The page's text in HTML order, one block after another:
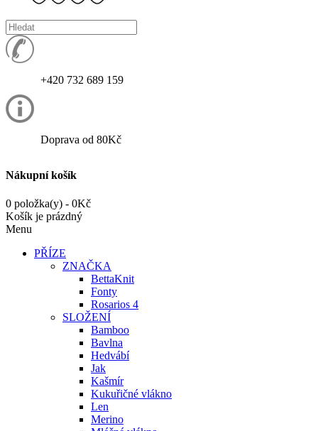
+420 732 689 159
Doprava od 80Kč
Nákupní košík
0 položka(y) - 0Kč
Košík je prázdný
Menu
PŘÍZE
ZNAČKA
BettaKnit
Fonty
Rosarios 4
SLOŽENÍ
Bamboo
Bavlna
Hedvábí
Jak
Kašmír
Kukuřičné vlákno
Len
Merino